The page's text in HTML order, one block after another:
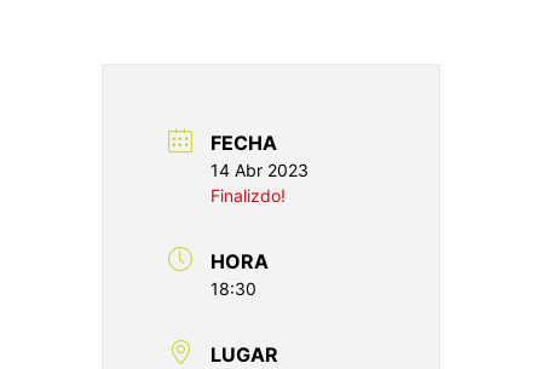
FECHA
14 Abr 2023
Finalizdo!
HORA
18:30
LUGAR